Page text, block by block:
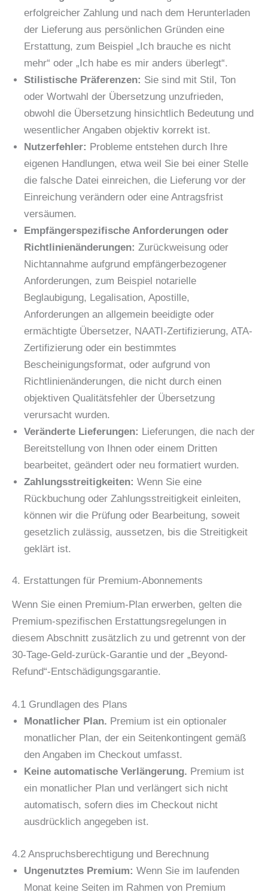
erfolgreicher Zahlung und nach dem Herunterladen
der Lieferung aus persönlichen Gründen eine
Erstattung, zum Beispiel „Ich brauche es nicht
mehr“ oder „Ich habe es mir anders überlegt“.
Stilistische Präferenzen: Sie sind mit Stil, Ton
oder Wortwahl der Übersetzung unzufrieden,
obwohl die Übersetzung hinsichtlich Bedeutung und
wesentlicher Angaben objektiv korrekt ist.
Nutzerfehler: Probleme entstehen durch Ihre
eigenen Handlungen, etwa weil Sie bei einer Stelle
die falsche Datei einreichen, die Lieferung vor der
Einreichung verändern oder eine Antragsfrist
versäumen.
Empfängerspezifische Anforderungen oder
Richtlinienänderungen: Zurückweisung oder
Nichtannahme aufgrund empfängerbezogener
Anforderungen, zum Beispiel notarielle
Beglaubigung, Legalisation, Apostille,
Anforderungen an allgemein beeidigte oder
ermächtigte Übersetzer, NAATI-Zertifizierung, ATA-
Zertifizierung oder ein bestimmtes
Bescheinigungsformat, oder aufgrund von
Richtlinienänderungen, die nicht durch einen
objektiven Qualitätsfehler der Übersetzung
verursacht wurden.
Veränderte Lieferungen: Lieferungen, die nach der
Bereitstellung von Ihnen oder einem Dritten
bearbeitet, geändert oder neu formatiert wurden.
Zahlungsstreitigkeiten: Wenn Sie eine
Rückbuchung oder Zahlungsstreitigkeit einleiten,
können wir die Prüfung oder Bearbeitung, soweit
gesetzlich zulässig, aussetzen, bis die Streitigkeit
geklärt ist.
4. Erstattungen für Premium-Abonnements
Wenn Sie einen Premium-Plan erwerben, gelten die
Premium-spezifischen Erstattungsregelungen in
diesem Abschnitt zusätzlich zu und getrennt von der
30-Tage-Geld-zurück-Garantie und der „Beyond-
Refund“-Entschädigungsgarantie.
4.1 Grundlagen des Plans
Monatlicher Plan. Premium ist ein optionaler
monatlicher Plan, der ein Seitenkontingent gemäß
den Angaben im Checkout umfasst.
Keine automatische Verlängerung. Premium ist
ein monatlicher Plan und verlängert sich nicht
automatisch, sofern dies im Checkout nicht
ausdrücklich angegeben ist.
4.2 Anspruchsberechtigung und Berechnung
Ungenutztes Premium: Wenn Sie im laufenden
Monat keine Seiten im Rahmen von Premium